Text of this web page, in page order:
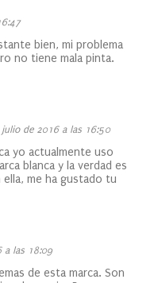
bien, mi problema
no tiene mala pinta.
julio de 2016 a las 16:50
yo actualmente uso
blanca y la verdad es
ella, me ha gustado tu
a las 18:09
de esta marca. Son